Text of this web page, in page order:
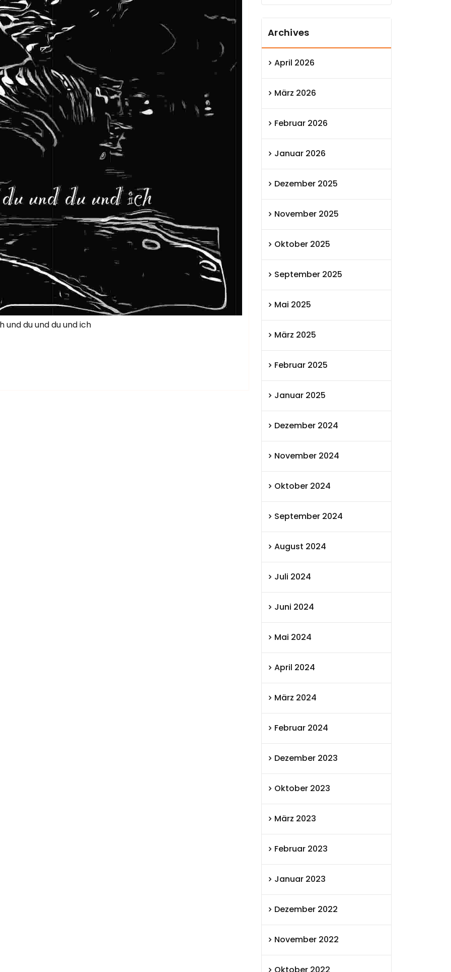
und du und du und ich
Archives
April 2026
März 2026
Februar 2026
Januar 2026
Dezember 2025
November 2025
Oktober 2025
September 2025
Mai 2025
März 2025
Februar 2025
Januar 2025
Dezember 2024
November 2024
Oktober 2024
September 2024
August 2024
Juli 2024
Juni 2024
Mai 2024
April 2024
März 2024
Februar 2024
Dezember 2023
Oktober 2023
März 2023
Februar 2023
Januar 2023
Dezember 2022
November 2022